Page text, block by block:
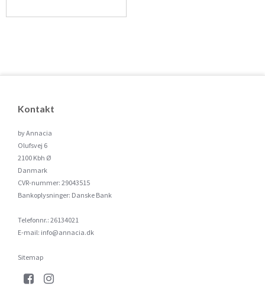
Kontakt
by Annacia
Olufsvej 6
2100 Kbh Ø
Danmark
CVR-nummer: 29043515
Bankoplysninger: Danske Bank
Telefonnr.: 26134021
E-mail: info@annacia.dk
Sitemap